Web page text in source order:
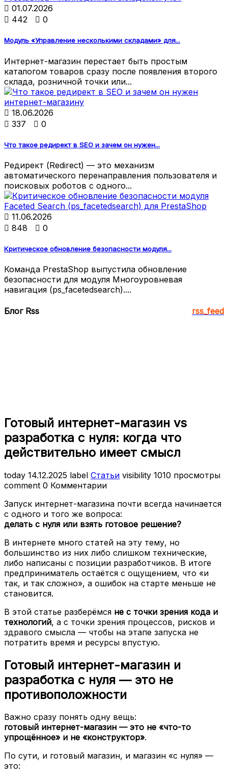
 01.07.2026
 442  0
Модуль «Управление несколькими складами» для...
Интернет-магазин перестает быть простым
каталогом товаров сразу после появления второго
склада, розничной точки или...
 18.06.2026
 337  0
Что такое редирект в SEO и зачем он нужен...
Редирект (Redirect) — это механизм
автоматического перенаправления пользователя и
поисковых роботов с одного...
 11.06.2026
 848  0
Критическое обновление безопасности модуля...
Команда PrestaShop выпустила обновление
безопасности для модуля Многоуровневая
навигация (ps_facetedsearch)....
Блог Rss rss_feed
Готовый интернет-магазин vs
разработка с нуля: когда что
действительно имеет смысл
today 14.12.2025 label Статьи visibility 1010 просмотры
comment 0 Комментарии
Запуск интернет-магазина почти всегда начинается
с одного и того же вопроса:
делать с нуля или взять готовое решение?
В интернете много статей на эту тему, но
большинство из них либо слишком технические,
либо написаны с позиции разработчиков. В итоге
предприниматель остаётся с ощущением, что «и
так, и так сложно», а ошибок на старте меньше не
становится.
В этой статье разберёмся не с точки зрения кода и
технологий, а с точки зрения процессов, рисков и
здравого смысла — чтобы на этапе запуска не
потратить время и ресурсы впустую.
Готовый интернет-магазин и
разработка с нуля — это не
противоположности
Важно сразу понять одну вещь:
готовый интернет-магазин — это не «что-то
упрощённое» и не «конструктор».
По сути, и готовый магазин, и магазин «с нуля» —
это: